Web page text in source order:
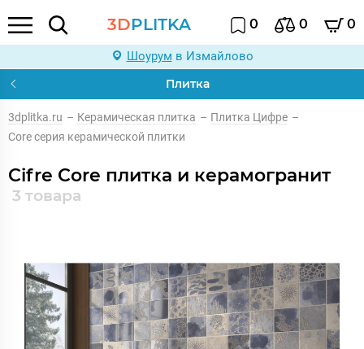
3DPLITKA 0 0 0
Шоурум в Измайлово
Плитка
3dplitka.ru – Керамическая плитка – Плитка Цифре –
Core серия керамической плитки
Cifre Core плитка и керамогранит
3 товара